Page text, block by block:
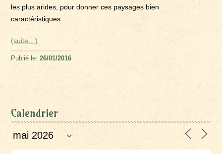
les plus arides, pour donner ces paysages bien
caractéristiques.
(suite…)
Publié le:26/01/2016
Calendrier